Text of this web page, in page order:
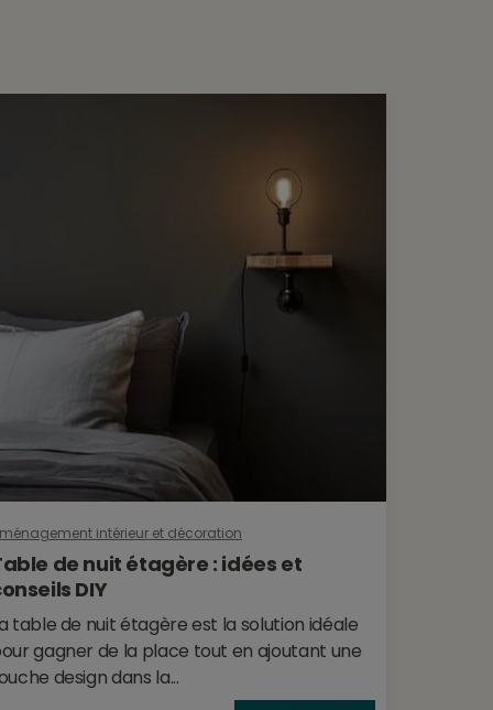
intérieur et décoration
de nuit étagère : idées et
DIY
table de nuit étagère est la solution idéale
gagner de la place tout en ajoutant une
design dans la...